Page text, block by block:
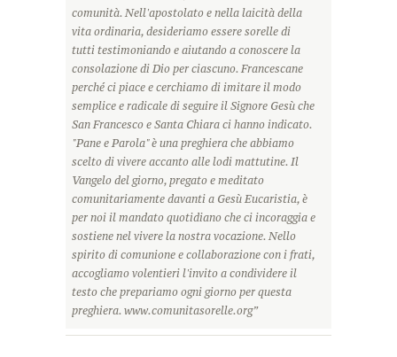
comunità. Nell'apostolato e nella laicità della
vita ordinaria, desideriamo essere sorelle di
tutti testimoniando e aiutando a conoscere la
consolazione di Dio per ciascuno. Francescane
perché ci piace e cerchiamo di imitare il modo
semplice e radicale di seguire il Signore Gesù che
San Francesco e Santa Chiara ci hanno indicato.
"Pane e Parola" è una preghiera che abbiamo
scelto di vivere accanto alle lodi mattutine. Il
Vangelo del giorno, pregato e meditato
comunitariamente davanti a Gesù Eucaristia, è
per noi il mandato quotidiano che ci incoraggia e
sostiene nel vivere la nostra vocazione. Nello
spirito di comunione e collaborazione con i frati,
accogliamo volentieri l'invito a condividere il
testo che prepariamo ogni giorno per questa
preghiera. www.comunitasorelle.org”